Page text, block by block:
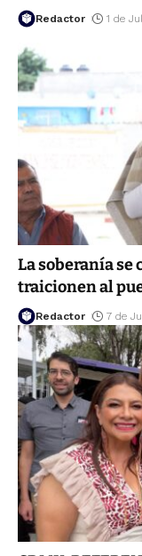
Redactor 1 de
La soberanía se
traicionen al
Redactor 7 de